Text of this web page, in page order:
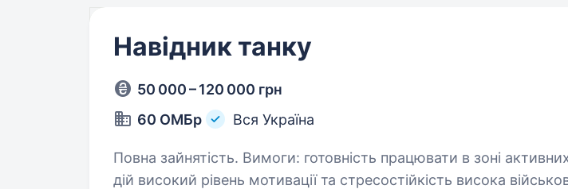
Навідник танку
50 000 – 120 000 грн
60 ОМБр
Вся Україна
Повна зайнятість. Вимоги: готовність працювати в зоні активних бойових
дій високий рівень мотивації та стресостійкість висока військова